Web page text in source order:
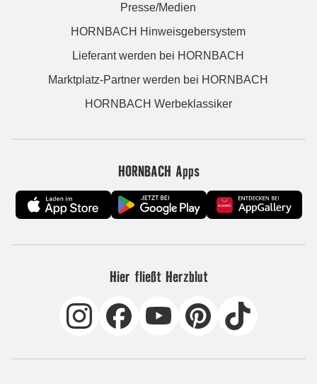
Presse/Medien
HORNBACH Hinweisgebersystem
Lieferant werden bei HORNBACH
Marktplatz-Partner werden bei HORNBACH
HORNBACH Werbeklassiker
HORNBACH Apps
Hier fließt Herzblut